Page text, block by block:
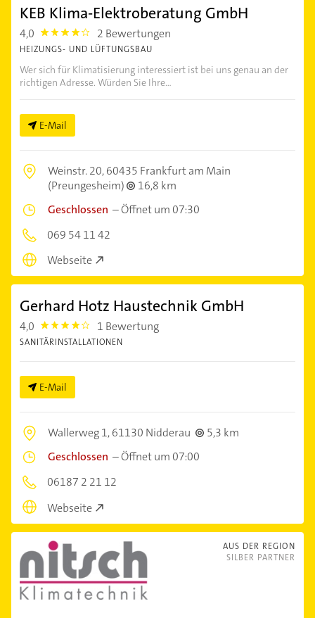
KEB Klima-Elektroberatung GmbH
4,0 4.0 2 Bewertungen
HEIZUNGS- UND LÜFTUNGSBAU
Wer sich für Klimatisierung interessiert ist bei uns genau an der
richtigen Adresse. Würden Sie Ihre...
E-Mail
Weinstr. 20,60435 Frankfurt am Main
(Preungesheim)
16,8 km
Geschlossen –Öffnet um 07:30
069 54 11 42
Webseite
Gerhard Hotz Haustechnik GmbH
4,0 4.0 1 Bewertung
SANITÄRINSTALLATIONEN
E-Mail
Wallerweg 1,61130 Nidderau
5,3 km
Geschlossen –Öffnet um 07:00
06187 2 21 12
Webseite
AUS DER REGION
SILBER PARTNER